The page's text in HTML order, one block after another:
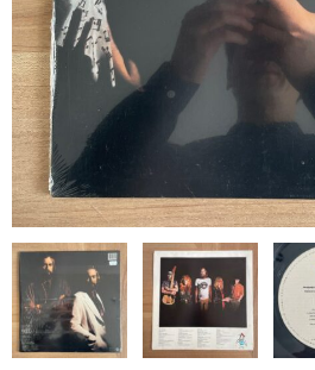
新譜
GG RECORD （当店のレーベル）
全商品
JAZZ-US
BLUE NOTE
JAZZ-EU
JAZZ-JP